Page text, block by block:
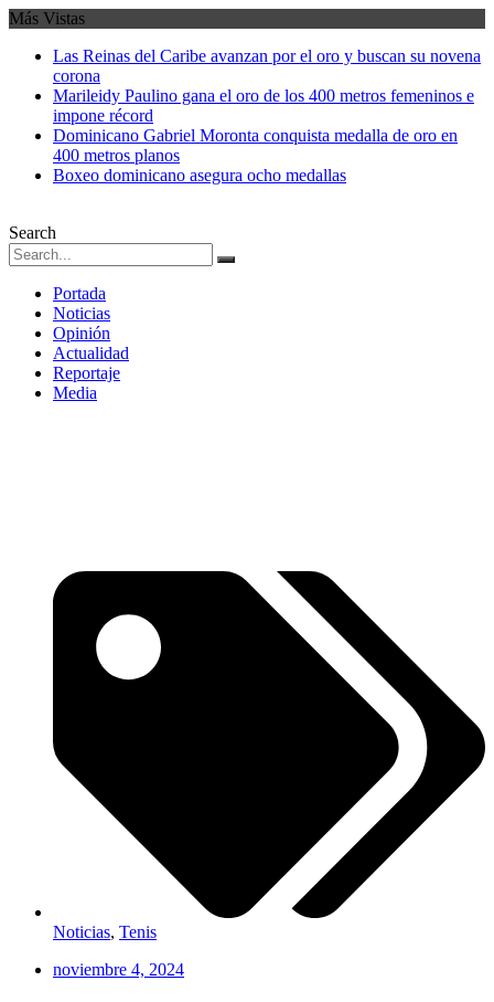
Más Vistas
Las Reinas del Caribe avanzan por el oro y buscan su novena
corona
Marileidy Paulino gana el oro de los 400 metros femeninos e
impone récord
Dominicano Gabriel Moronta conquista medalla de oro en
400 metros planos
Boxeo dominicano asegura ocho medallas
Search
Portada
Noticias
Opinión
Actualidad
Reportaje
Media
Noticias, Tenis
noviembre 4, 2024